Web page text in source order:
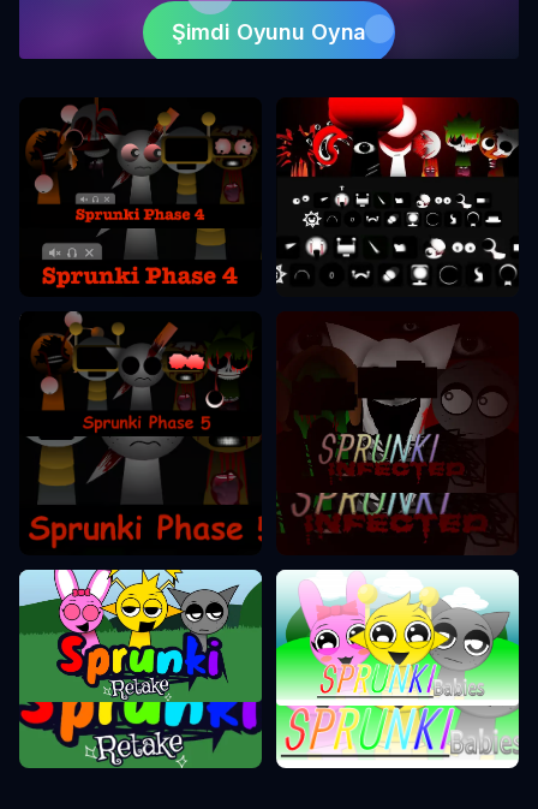
Şimdi Oyunu Oyna
Sprunki Phase 4 Sprunki Phase 8
Sprunki Phase 5
Sprunki Phase 2
Sprunki Retake Sprunki Phase 0